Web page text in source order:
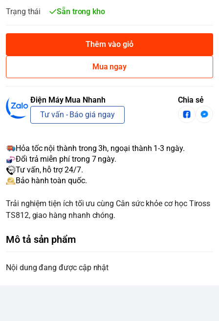
Trạng thái Sẵn trong kho
Thêm vào giỏ
Mua ngay
Điện Máy Mua Nhanh
Tư vấn - Báo giá ngay
Chia sẻ
Hỏa tốc nội thành trong 3h, ngoại thành 1-3 ngày.
Đổi trả miễn phí trong 7 ngày.
Tư vấn, hỗ trợ 24/7.
Bảo hành toàn quốc.
Trải nghiệm tiện ích tối ưu cùng Cân sức khỏe cơ học Tiross
TS812, giao hàng nhanh chóng.
Mô tả sản phẩm
Nội dung đang được cập nhật